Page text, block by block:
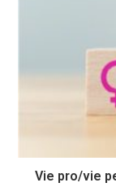
Vie pro/vie